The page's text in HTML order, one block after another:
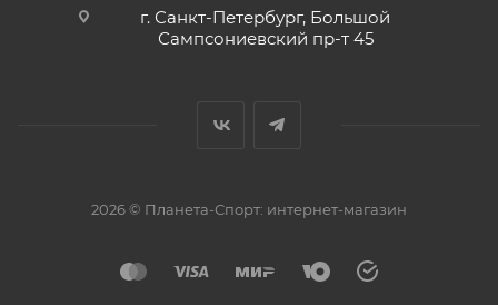
г. Санкт-Петербург, Большой
Сампсониевский пр-т 45
2026 © Планета-Спорт: интернет-магазин